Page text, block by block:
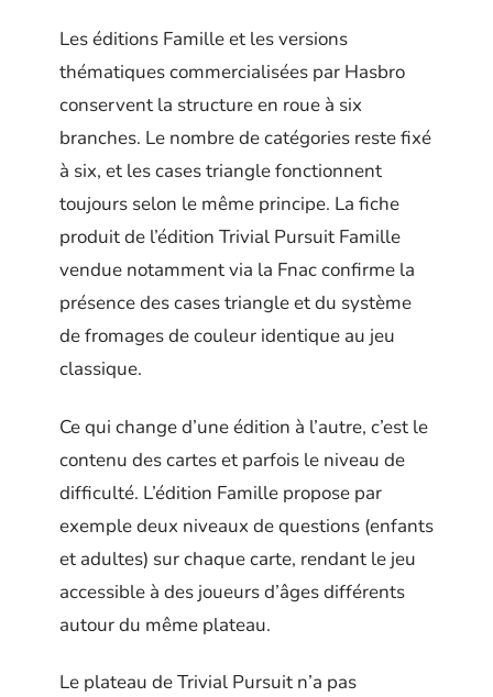
Les éditions Famille et les versions
thématiques commercialisées par Hasbro
conservent la structure en roue à six
branches. Le nombre de catégories reste fixé
à six, et les cases triangle fonctionnent
toujours selon le même principe. La fiche
produit de l’édition Trivial Pursuit Famille
vendue notamment via la Fnac confirme la
présence des cases triangle et du système
de fromages de couleur identique au jeu
classique.
Ce qui change d’une édition à l’autre, c’est le
contenu des cartes et parfois le niveau de
difficulté. L’édition Famille propose par
exemple deux niveaux de questions (enfants
et adultes) sur chaque carte, rendant le jeu
accessible à des joueurs d’âges différents
autour du même plateau.
Le plateau de Trivial Pursuit n’a pas